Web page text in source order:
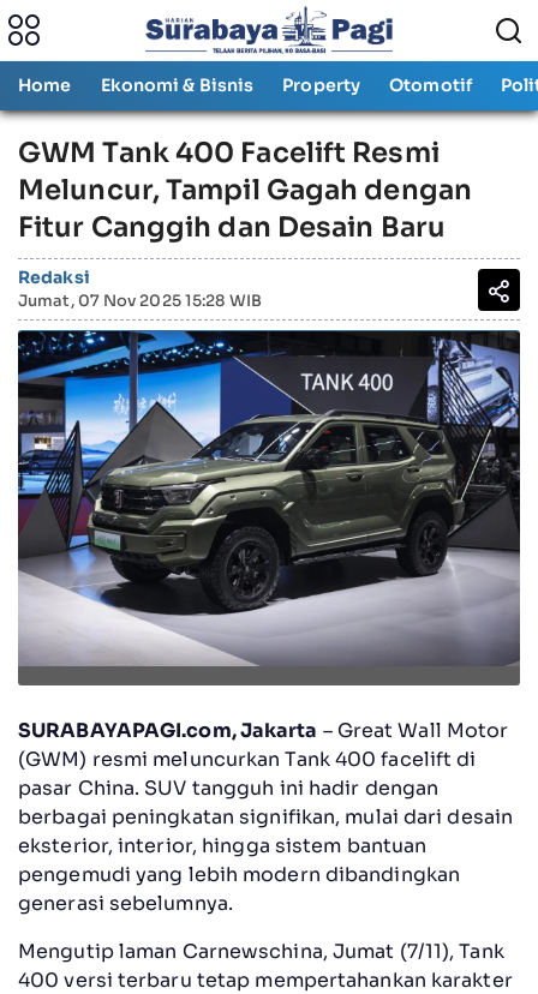
Home Ekonomi & Bisnis Property Otomotif
GWM Tank 400 Facelift Resmi
Meluncur, Tampil Gagah dengan
Fitur Canggih dan Desain Baru
Redaksi
Jumat, 07 Nov 2025 15:28 WIB
SURABAYAPAGI.com, Jakarta – Great Wall Motor
(GWM) resmi meluncurkan Tank 400 facelift di
pasar China. SUV tangguh ini hadir dengan
berbagai peningkatan signifikan, mulai dari desain
eksterior, interior, hingga sistem bantuan
pengemudi yang lebih modern dibandingkan
generasi sebelumnya.
Mengutip laman Carnewschina, Jumat (7/11), Tank
400 versi terbaru tetap mempertahankan karakter